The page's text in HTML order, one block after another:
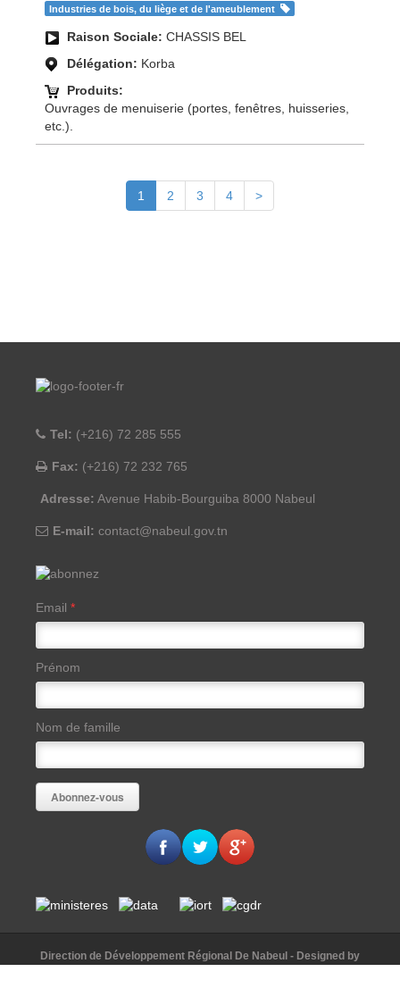
Industries de bois, du liège et de l'ameublement
Raison Sociale: CHASSIS BEL
Délégation: Korba
Produits:
Ouvrages de menuiserie (portes, fenêtres, huisseries,
etc.).
1 2 3 4 >
Tel: (+216) 72 285 555
Fax: (+216) 72 232 765
Adresse: Avenue Habib-Bourguiba 8000 Nabeul
E-mail: contact@nabeul.gov.tn
Email *
Prénom
Nom de famille
Direction de Développement Régional De Nabeul - Designed by